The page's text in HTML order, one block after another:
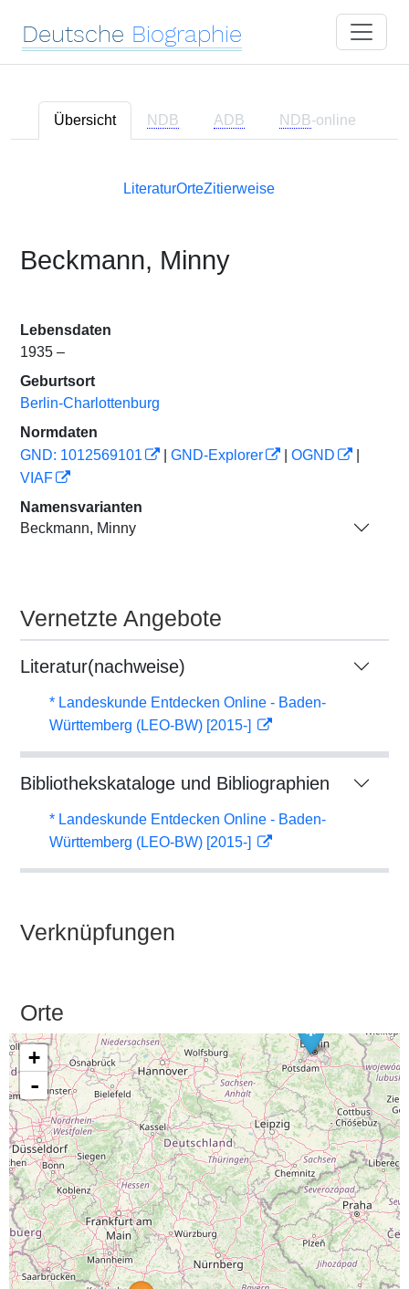
Deutsche Biographie
Übersicht NDB ADB NDB-online
LiteraturOrteZitierweise
Beckmann, Minny
Lebensdaten
1935 –
Geburtsort
Berlin-Charlottenburg
Normdaten
GND: 1012569101
GND-Explorer OGND
VIAF
Namensvarianten
Beckmann, Minny
Vernetzte Angebote
Literatur(nachweise)
* Landeskunde Entdecken Online - Baden-
Württemberg (LEO-BW) [2015-]
Bibliothekskataloge und Bibliographien
* Landeskunde Entdecken Online - Baden-
Württemberg (LEO-BW) [2015-]
Verknüpfungen
Orte
+
-